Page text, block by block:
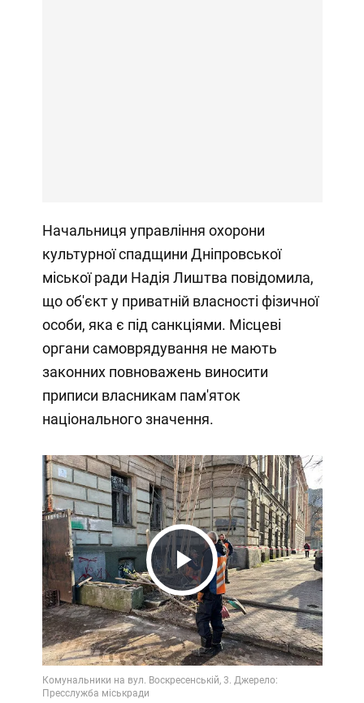
Начальниця управління охорони
культурної спадщини Дніпровської
міської ради Надія Лиштва повідомила,
що об'єкт у приватній власності фізичної
особи, яка є під санкціями. Місцеві
органи самоврядування не мають
законних повноважень виносити
приписи власникам пам'яток
національного значення.
Play
Video